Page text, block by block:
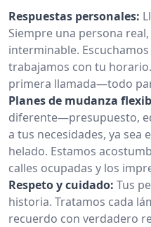
Respuestas personales:
Siempre una persona
interminable.
trabajamos con tu
primera llamada—todo
Planes de mudanza
diferente—presupuesto,
a tus necesidades, ya sea
helado. Estamos
calles ocupadas y los
Respeto y cuidado: Tus
historia. Tratamos cada
recuerdo con verdadero